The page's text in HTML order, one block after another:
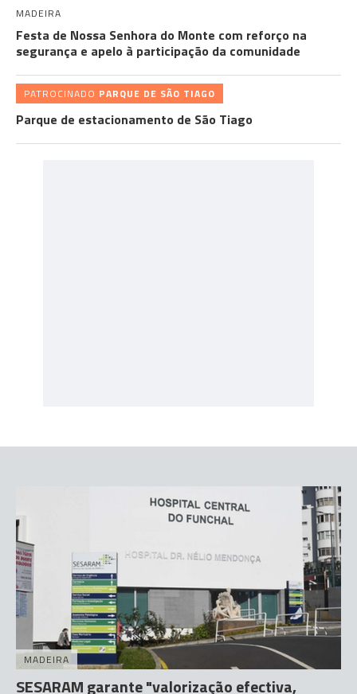
MADEIRA
Festa de Nossa Senhora do Monte com reforço na
segurança e apelo à participação da comunidade
PATROCINADO PARQUE DE SÃO TIAGO
Parque de estacionamento de São Tiago
MADEIRA
SESARAM garante "valorização efectiva,